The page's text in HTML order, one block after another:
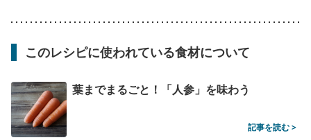
このレシピに使われている食材について
葉までまるごと！「人参」を味わう
記事を読む >